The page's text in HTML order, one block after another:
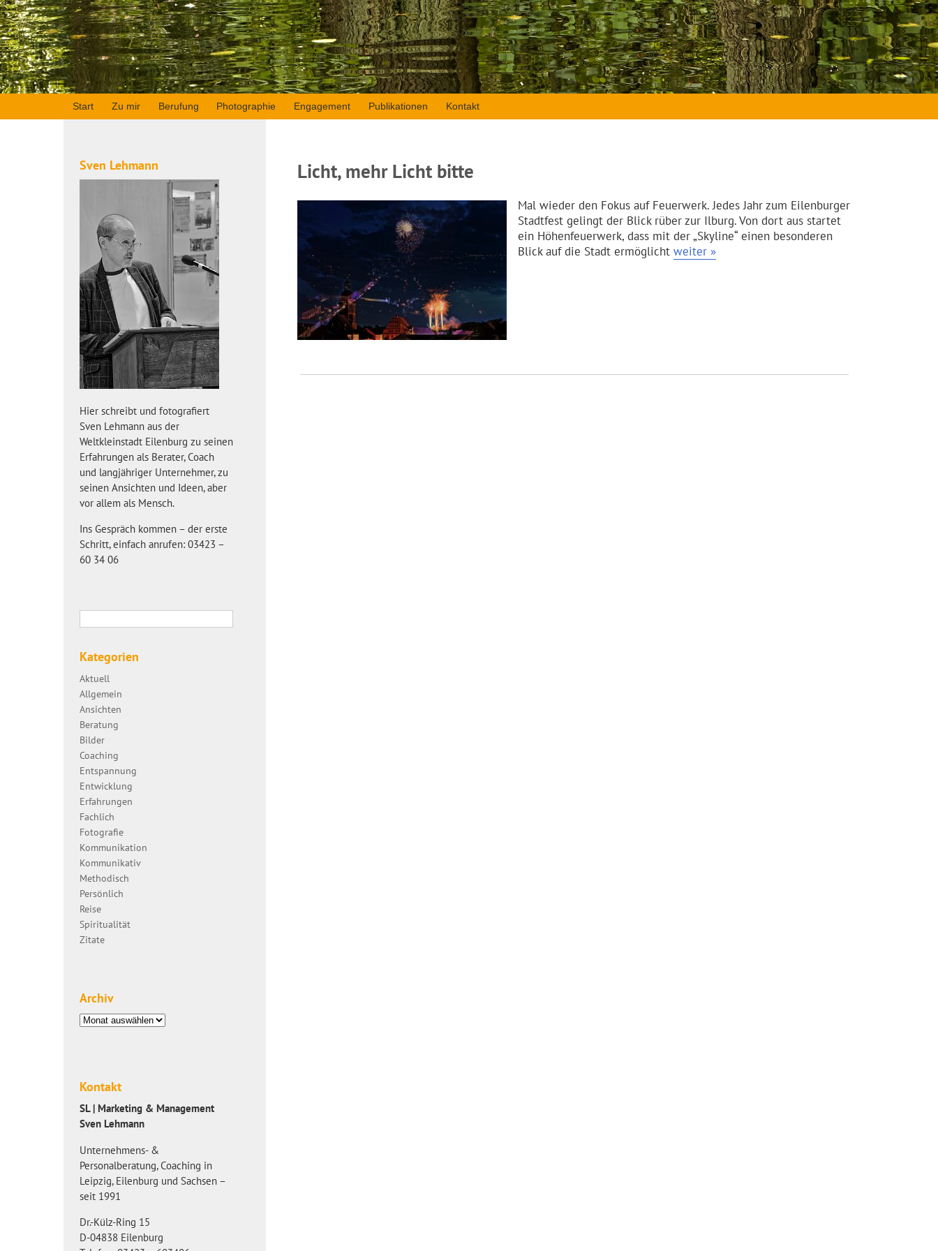
Start Zu mir Berufung Photographie Engagement Publikationen Kontakt
Licht, mehr Licht bitte
Mal wieder den Fokus auf Feuerwerk. Jedes Jahr zum Eilenburger
Stadtfest gelingt der Blick rüber zur Ilburg. Von dort aus startet
ein Höhenfeuerwerk, dass mit der „Skyline“ einen besonderen
Blick auf die Stadt ermöglichtweiter »
Sven Lehmann
Hier schreibt und fotografiert
Sven Lehmann aus der
Weltkleinstadt Eilenburg zu seinen
Erfahrungen als Berater, Coach
und langjähriger Unternehmer, zu
seinen Ansichten und Ideen, aber
vor allem als Mensch.
Ins Gespräch kommen – der erste
Schritt, einfach anrufen: 03423 –
60 34 06
Kategorien
Aktuell
Allgemein
Ansichten
Beratung
Bilder
Coaching
Entspannung
Entwicklung
Erfahrungen
Fachlich
Fotografie
Kommunikation
Kommunikativ
Methodisch
Persönlich
Reise
Spiritualität
Zitate
Archiv
Archiv
Kontakt
SL | Marketing & Management
Sven Lehmann
Unternehmens- &
Personalberatung, Coaching in
Leipzig, Eilenburg und Sachsen –
seit 1991
Dr.-Külz-Ring 15
D-04838 Eilenburg